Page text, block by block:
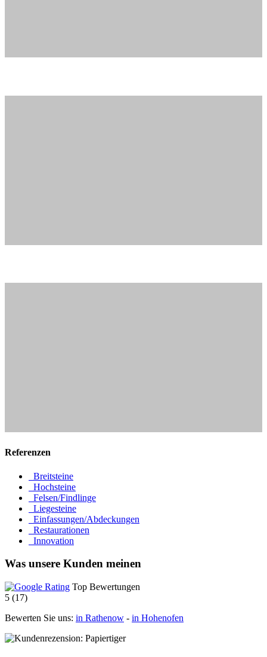
Referenzen
Breitsteine
Hochsteine
Felsen/Findlinge
Liegesteine
Einfassungen/Abdeckungen
Restaurationen
Innovation
Was unsere Kunden meinen
Top Bewertungen
5 (17)
Bewerten Sie uns: in Rathenow - in Hohenofen